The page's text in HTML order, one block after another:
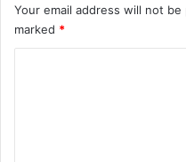
Your email address will not be
marked *